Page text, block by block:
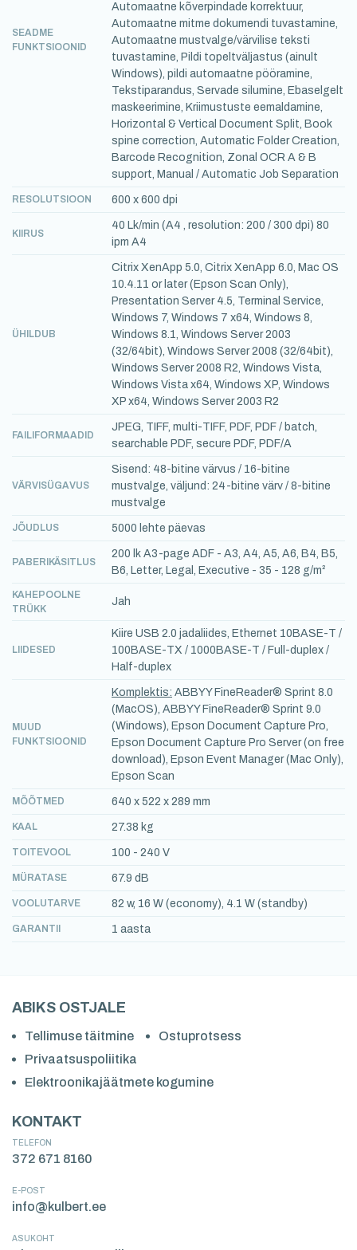
SEADME
FUNKTSIOONID
Automaatne kõverpindade korrektuur,
Automaatne mitme dokumendi tuvastamine,
Automaatne mustvalge/värvilise teksti
tuvastamine, Pildi topeltväljastus (ainult
Windows), pildi automaatne pööramine,
Tekstiparandus, Servade silumine, Ebaselgelt
maskeerimine, Kriimustuste eemaldamine,
Horizontal & Vertical Document Split, Book
spine correction, Automatic Folder Creation,
Barcode Recognition, Zonal OCR A & B
support, Manual / Automatic Job Separation
RESOLUTSIOON 600 x 600 dpi
KIIRUS
40 Lk/min (A4 , resolution: 200 / 300 dpi) 80
ipm A4
ÜHILDUB
Citrix XenApp 5.0, Citrix XenApp 6.0, Mac OS
10.4.11 or later (Epson Scan Only),
Presentation Server 4.5, Terminal Service,
Windows 7, Windows 7 x64, Windows 8,
Windows 8.1, Windows Server 2003
(32/64bit), Windows Server 2008 (32/64bit),
Windows Server 2008 R2, Windows Vista,
Windows Vista x64, Windows XP, Windows
XP x64, Windows Server 2003 R2
FAILIFORMAADID
JPEG, TIFF, multi-TIFF, PDF, PDF / batch,
searchable PDF, secure PDF, PDF/A
VÄRVISÜGAVUS
Sisend: 48-bitine värvus / 16-bitine
mustvalge, väljund: 24-bitine värv / 8-bitine
mustvalge
JÕUDLUS 5000 lehte päevas
PABERIKÄSITLUS
200 lk A3-page ADF - A3, A4, A5, A6, B4, B5,
B6, Letter, Legal, Executive - 35 - 128 g/m²
KAHEPOOLNE
TRÜKK
Jah
LIIDESED
Kiire USB 2.0 jadaliides, Ethernet 10BASE-T /
100BASE-TX / 1000BASE-T / Full-duplex /
Half-duplex
MUUD
FUNKTSIOONID
Komplektis: ABBYY FineReader® Sprint 8.0
(MacOS), ABBYY FineReader® Sprint 9.0
(Windows), Epson Document Capture Pro,
Epson Document Capture Pro Server (on free
download), Epson Event Manager (Mac Only),
Epson Scan
MÕÕTMED 640‎ x 522 x 289 mm
KAAL 27.38 kg
TOITEVOOL 100 - 240 V
MÜRATASE 67.9 dB
VOOLUTARVE 82 w, 16 W (economy), 4.1 W (standby)
GARANTII 1 aasta
ABIKS OSTJALE
Tellimuse täitmine
Ostuprotsess
Privaatsuspoliitika
Elektroonikajäätmete kogumine
KONTAKT
TELEFON
372 671 8160
E-POST
info@kulbert.ee
ASUKOHT